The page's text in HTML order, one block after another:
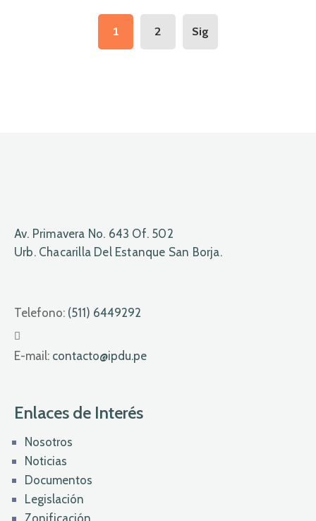
1 2 Sig
Av. Primavera No. 643 Of. 502
Urb. Chacarilla Del Estanque San Borja.
Telefono: (511) 6449292
E-mail: contacto@ipdu.pe
Enlaces de Interés
Nosotros
Noticias
Documentos
Legislación